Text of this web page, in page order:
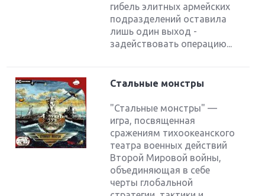
гибель элитных армейских
подразделений оставила
лишь один выход -
задействовать операцию...
Стальные монстры
"Стальные монстры" —
игра, посвященная
сражениям тихоокеанского
театра военных действий
Второй Мировой войны,
объединяющая в себе
черты глобальной